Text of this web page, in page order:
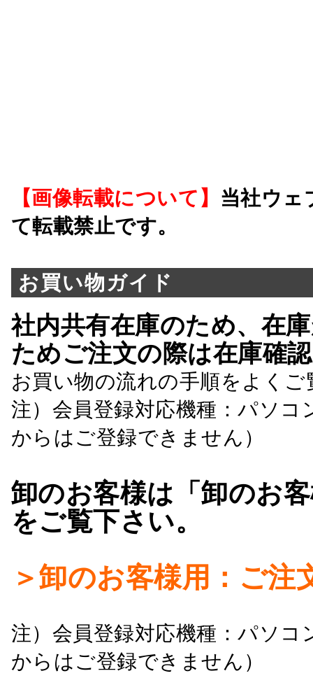
【画像転載について】 当社ウェ
て転載禁止です。
お買い物ガイド
社内共有在庫のため、在
ためご注文の際は在庫確
お買い物の流れの手順をよくご
注）会員登録対応機種：パソ
からはご登録できません）
卸のお客様は「卸のお
をご覧下さい。
＞卸のお客様用：ご注
注）会員登録対応機種：パソ
からはご登録できません）